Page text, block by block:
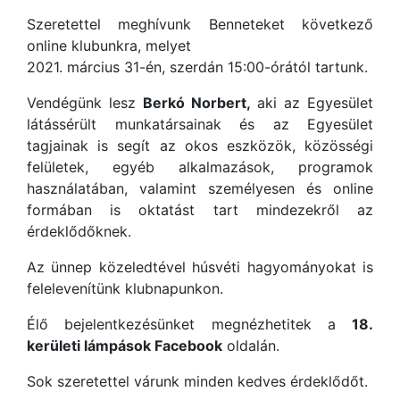
Szeretettel meghívunk Benneteket következő
online klubunkra, melyet
2021. március 31-én, szerdán 15:00-órától tartunk.
Vendégünk lesz Berkó Norbert, aki az Egyesület
látássérült munkatársainak és az Egyesület
tagjainak is segít az okos eszközök, közösségi
felületek, egyéb alkalmazások, programok
használatában, valamint személyesen és online
formában is oktatást tart mindezekről az
érdeklődőknek.
Az ünnep közeledtével húsvéti hagyományokat is
felelevenítünk klubnapunkon.
Élő bejelentkezésünket megnézhetitek a 18.
kerületi lámpások Facebook oldalán.
Sok szeretettel várunk minden kedves érdeklődőt.